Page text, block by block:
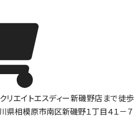
クリエイトエスディー新磯野店まで徒歩
県相模原市南区新磯野１丁目４１－７